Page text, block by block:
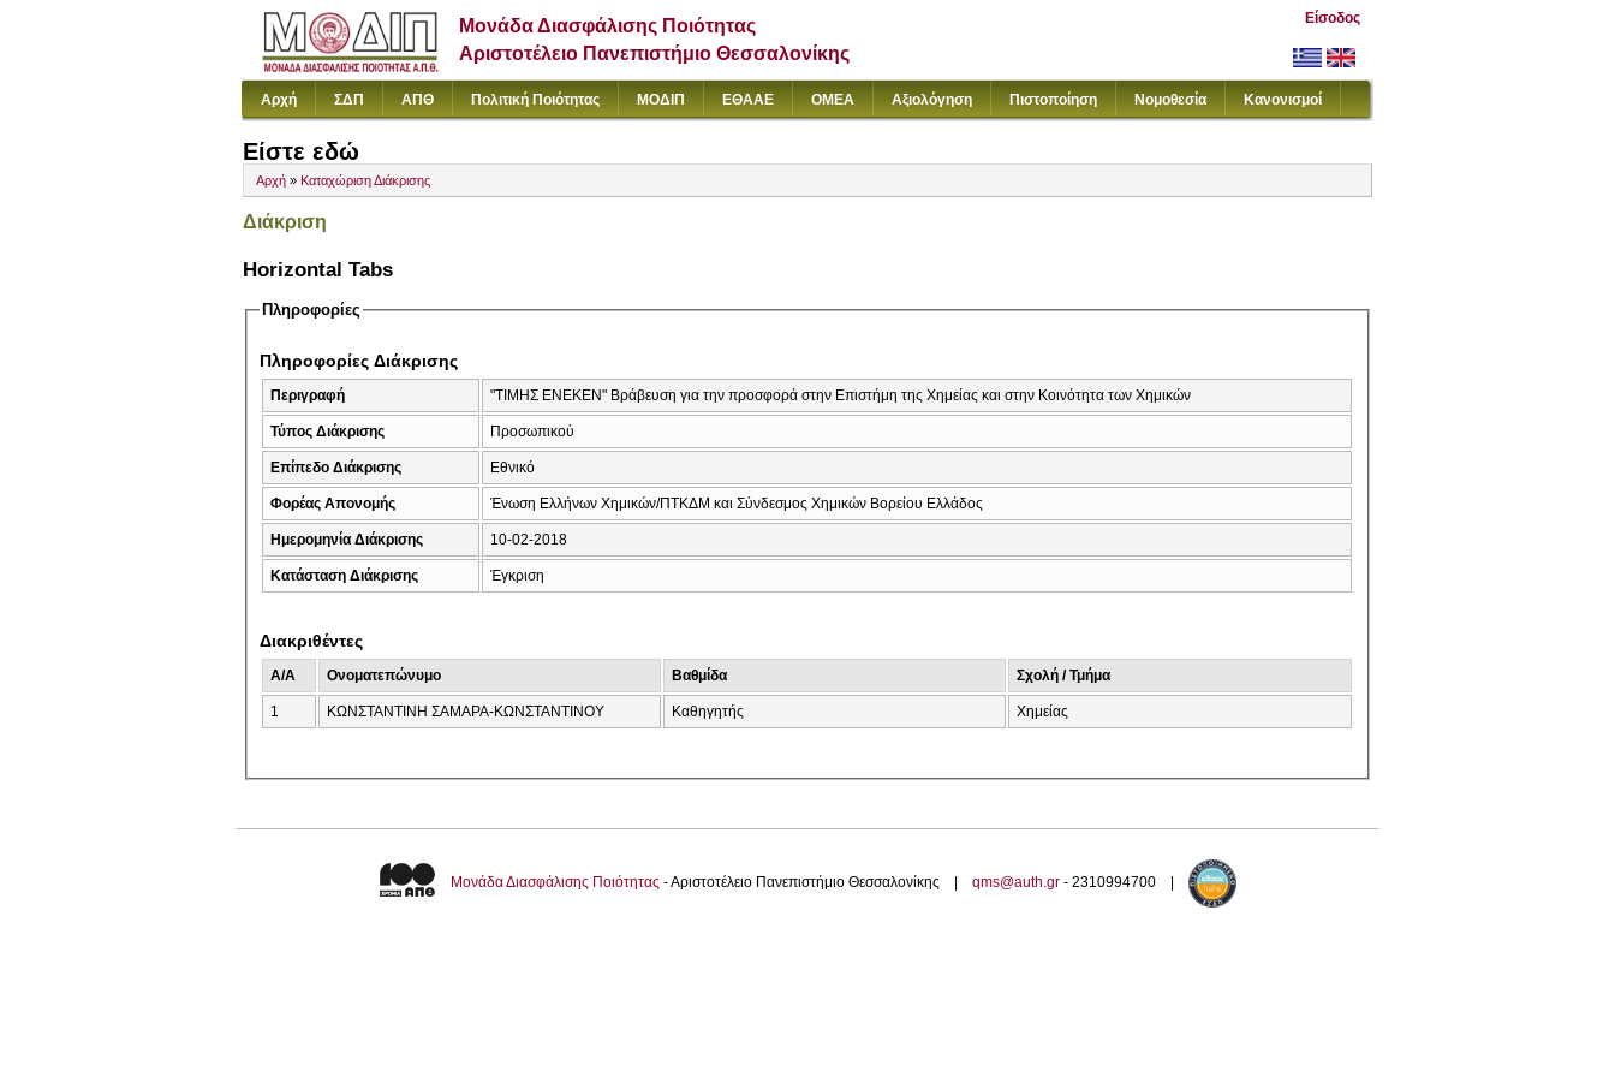
Μονάδα Διασφάλισης Ποιότητας
Αριστοτέλειο Πανεπιστήμιο Θεσσαλονίκης
Είσοδος
Αρχή ΣΔΠ ΑΠΘ Πολιτική Ποιότητας ΜΟΔΙΠ ΕΘΑΑΕ ΟΜΕΑ Αξιολόγηση Πιστοποίηση Νομοθεσία Κανονισμοί
Είστε εδώ
Αρχή » Καταχώριση Διάκρισης
Διάκριση
Horizontal Tabs
Πληροφορίες
Πληροφορίες Διάκρισης
Περιγραφή "ΤΙΜΗΣ ΕΝΕΚΕΝ" Βράβευση για την προσφορά στην Επιστήμη της Χημείας και στην Κοινότητα των Χημικών
Τύπος Διάκρισης Προσωπικού
Επίπεδο Διάκρισης Εθνικό
Φορέας Απονομής Ένωση Ελλήνων Χημικών/ΠΤΚΔΜ και Σύνδεσμος Χημικών Βορείου Ελλάδος
Ημερομηνία Διάκρισης 10-02-2018
Κατάσταση Διάκρισης Έγκριση
Διακριθέντες
A/A Ονοματεπώνυμο Βαθμίδα Σχολή / Τμήμα
1 ΚΩΝΣΤΑΝΤΙΝΗ ΣΑΜΑΡΑ-ΚΩΝΣΤΑΝΤΙΝΟΥ Καθηγητής Χημείας
Μονάδα Διασφάλισης Ποιότητας - Αριστοτέλειο Πανεπιστήμιο Θεσσαλονίκης | qms@auth.gr - 2310994700 |